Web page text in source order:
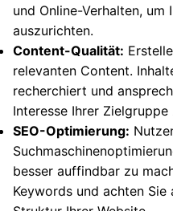
und Online-Verhalten,
auszurichten.
Content-Qualität:
relevanten Content.
recherchiert und
Interesse Ihrer Zielgruppe
SEO-Optimierung:
besser auffindbar zu
Keywords und achten